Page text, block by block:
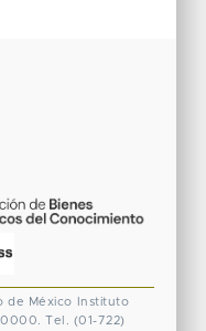
de México
Instituto
Tel. (01-722)